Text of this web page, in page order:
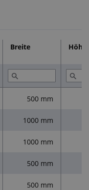
Breite Höhe
500 mm
1000 mm
1000 mm
500 mm
500 mm